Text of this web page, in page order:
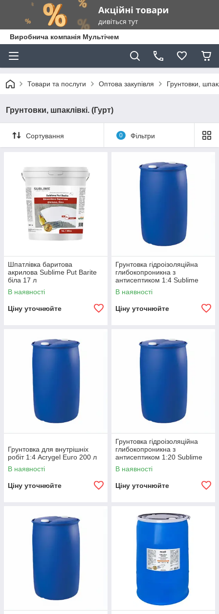
Виробнича компанія Мультічем
Товари та послуги Оптова закупівля Грунтовки,
Грунтовки, шпаклівкі. (Гурт)
Сортування 0 Фільтри
Шпатлівка баритова
акрилова Sublime Put Barite
біла 17 л
В наявності
Ціну уточнюйте
Грунтовка гідроізоляційна
глибокопроникна з
антисептиком 1:4 Sublime
Primer AquaStop Euro 200 л
В наявності
Ціну уточнюйте
Грунтовка для внутрішніх
робіт 1:4 Acrygel Euro 200 л
В наявності
Ціну уточнюйте
Грунтовка гідроізоляційна
глибокопроникна з
антисептиком 1:20 Sublime
Primer AquaStop Premium 200
л
В наявності
Ціну уточнюйте